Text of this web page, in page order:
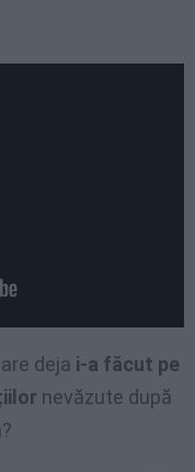
deja i-a făcut pe
nevăzute după